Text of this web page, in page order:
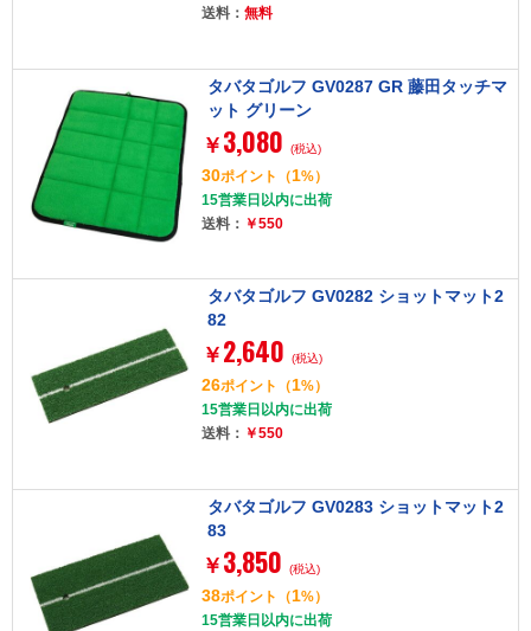
送料： 無料
タバタゴルフ GV0287 GR 藤田タッチマ
ット グリーン
￥ 3,080 (税込)
30ポイント （1%）
15営業日以内に出荷
送料： ￥550
タバタゴルフ GV0282 ショットマット2
82
￥ 2,640 (税込)
26ポイント （1%）
15営業日以内に出荷
送料： ￥550
タバタゴルフ GV0283 ショットマット2
83
￥ 3,850 (税込)
38ポイント （1%）
15営業日以内に出荷